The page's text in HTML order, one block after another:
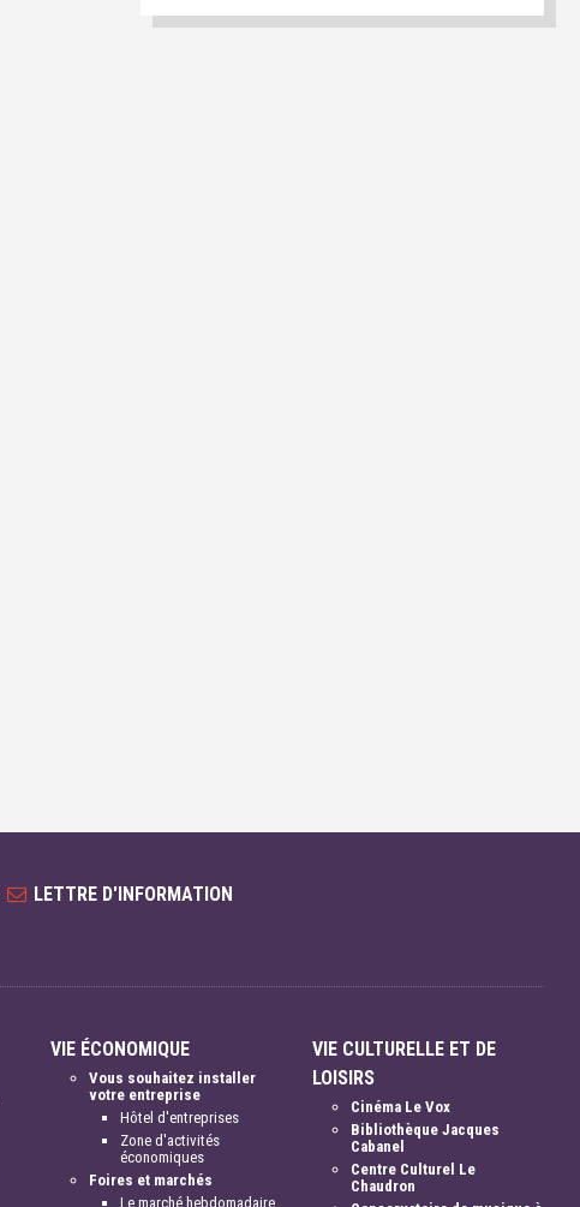
LETTRE D'INFORMATION
VIE ÉCONOMIQUE
Vous souhaitez installer
votre entreprise
Hôtel d'entreprises
Zone d'activités
économiques
Foires et marchés
Le marché hebdomadaire
VIE CULTURELLE ET DE
LOISIRS
Cinéma Le Vox
Bibliothèque Jacques
Cabanel
Centre Culturel Le
Chaudron